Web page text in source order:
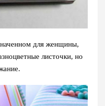
для женщины,
листочки, но